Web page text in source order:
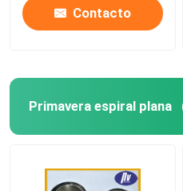
Contacto
Primavera espiral plana